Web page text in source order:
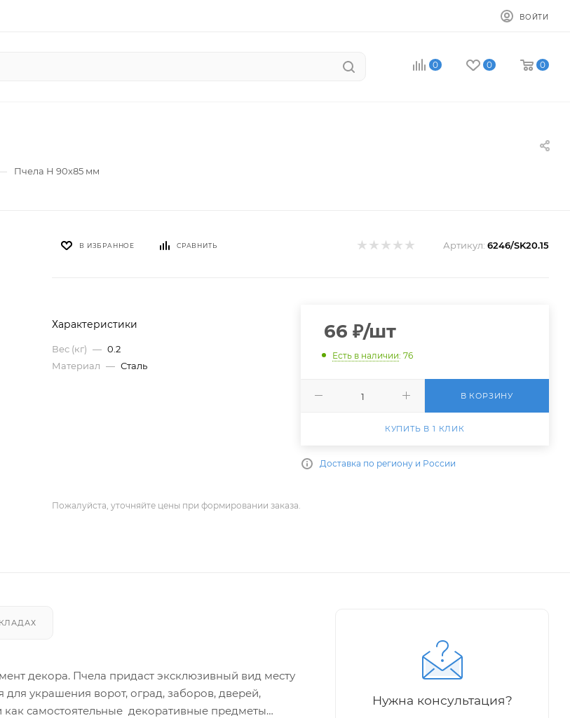
ВОЙТИ
0 0 0
Пчела Н 90х85 мм
В ИЗБРАННОЕ СРАВНИТЬ Артикул: 6246/SK20.15
Характеристики
Вес (кг) — 0.2
Материал — Сталь
66 ₽/шт
Есть в наличии: 76
В КОРЗИНУ
КУПИТЬ В 1 КЛИК
Доставка по региону и России
Пожалуйста, уточняйте цены при формировании заказа.
декора. Пчела придаст эксклюзивный вид месту
украшения ворот, оград, заборов, дверей,
как самостоятельные декоративные предметы
Нужна консультация?